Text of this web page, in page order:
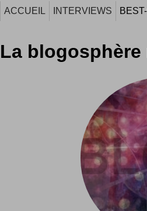
ACCUEIL INTERVIEWS
La